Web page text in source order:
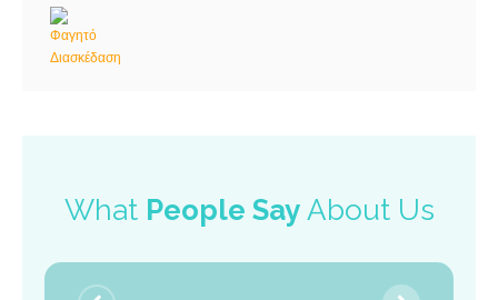
What People SayAbout Us